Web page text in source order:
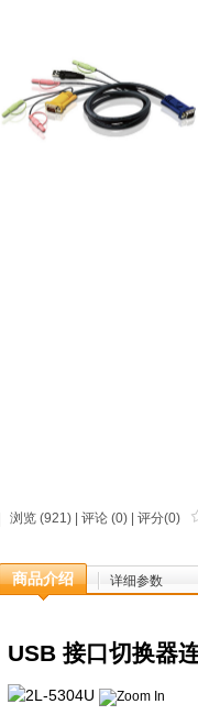
浏览 (921) | 评论 (0) | 评分(0)
商品介绍 详细参数
USB 接口切换器